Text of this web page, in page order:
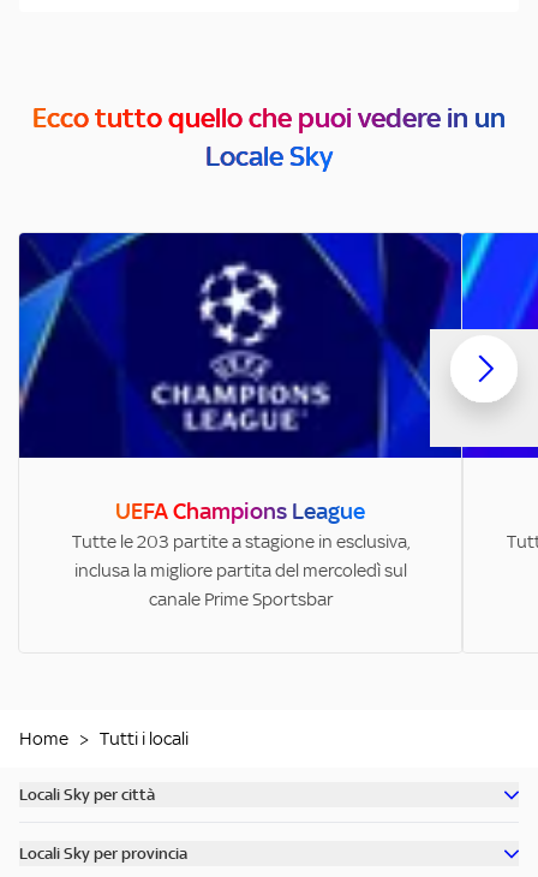
Ecco tutto quello che puoi vedere in un
Locale Sky
UEFA Champions League
Tutte le 203 partite a stagione in esclusiva,
inclusa la migliore partita del mercoledì sul
canale Prime Sportsbar
Home > Tutti i locali
Locali Sky per città
Scopri tutti i bar di Roma
Locali Sky per provincia